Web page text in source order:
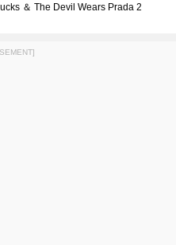
＆ The Devil Wears Prada 2